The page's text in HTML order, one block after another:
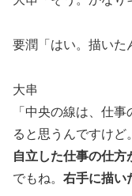
要潤「はい。描いた
大串
「中央の線は、仕
ると思うんですけど。
自立した仕事の仕方
でもね。 右手に描い